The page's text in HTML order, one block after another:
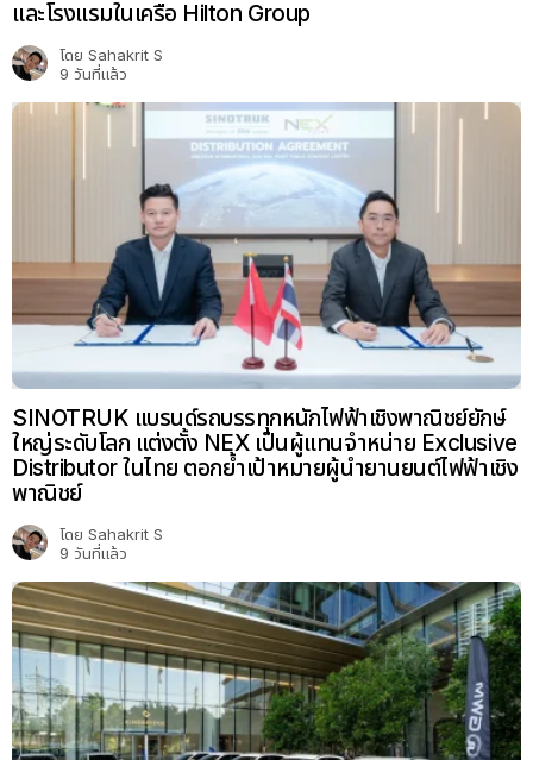
และโรงแรมในเครือ Hilton Group
โดย Sahakrit S
9 วันที่แล้ว
SINOTRUK แบรนด์รถบรรทุกหนักไฟฟ้าเชิงพาณิชย์ยักษ์
ใหญ่ระดับโลก แต่งตั้ง NEX เป็นผู้แทนจำหน่าย Exclusive
Distributor ในไทย ตอกย้ำเป้าหมายผู้นำยานยนต์ไฟฟ้าเชิง
พาณิชย์
โดย Sahakrit S
9 วันที่แล้ว